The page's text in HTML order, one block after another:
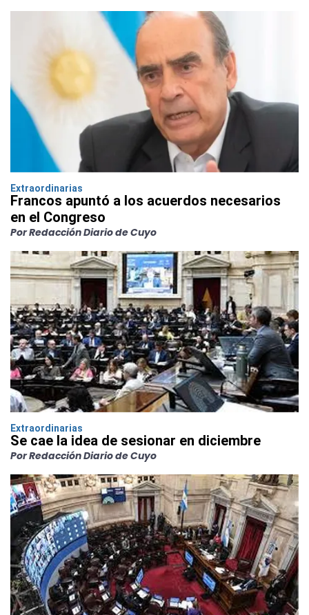
Extraordinarias
Francos apuntó a los acuerdos necesarios
en el Congreso
Por Redacción Diario de Cuyo
Extraordinarias
Se cae la idea de sesionar en diciembre
Por Redacción Diario de Cuyo